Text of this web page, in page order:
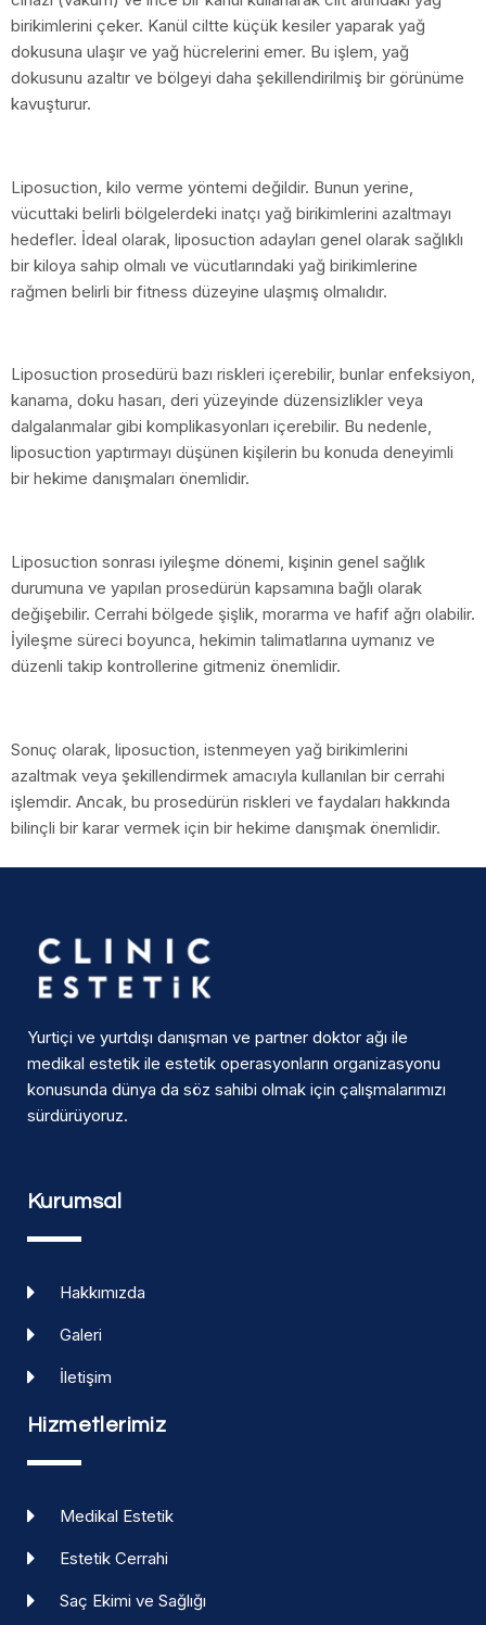
birikimlerini çeker. Kanül ciltte küçük kesiler yaparak yağ
dokusuna ulaşır ve yağ hücrelerini emer. Bu işlem, yağ
dokusunu azaltır ve bölgeyi daha şekillendirilmiş bir görünüme
kavuşturur.
Liposuction, kilo verme yöntemi değildir. Bunun yerine,
vücuttaki belirli bölgelerdeki inatçı yağ birikimlerini azaltmayı
hedefler. İdeal olarak, liposuction adayları genel olarak sağlıklı
bir kiloya sahip olmalı ve vücutlarındaki yağ birikimlerine
rağmen belirli bir fitness düzeyine ulaşmış olmalıdır.
Liposuction prosedürü bazı riskleri içerebilir, bunlar enfeksiyon,
kanama, doku hasarı, deri yüzeyinde düzensizlikler veya
dalgalanmalar gibi komplikasyonları içerebilir. Bu nedenle,
liposuction yaptırmayı düşünen kişilerin bu konuda deneyimli
bir hekime danışmaları önemlidir.
Liposuction sonrası iyileşme dönemi, kişinin genel sağlık
durumuna ve yapılan prosedürün kapsamına bağlı olarak
değişebilir. Cerrahi bölgede şişlik, morarma ve hafif ağrı olabilir.
İyileşme süreci boyunca, hekimin talimatlarına uymanız ve
düzenli takip kontrollerine gitmeniz önemlidir.
Sonuç olarak, liposuction, istenmeyen yağ birikimlerini
azaltmak veya şekillendirmek amacıyla kullanılan bir cerrahi
işlemdir. Ancak, bu prosedürün riskleri ve faydaları hakkında
bilinçli bir karar vermek için bir hekime danışmak önemlidir.
Yurtiçi ve yurtdışı danışman ve partner doktor ağı ile
medikal estetik ile estetik operasyonların organizasyonu
konusunda dünya da söz sahibi olmak için çalışmalarımızı
sürdürüyoruz.
Kurumsal
Hakkımızda
Galeri
İletişim
Hizmetlerimiz
Medikal Estetik
Estetik Cerrahi
Saç Ekimi ve Sağlığı